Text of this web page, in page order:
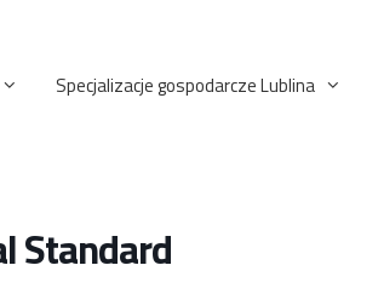
Specjalizacje gospodarcze Lublina
Standard